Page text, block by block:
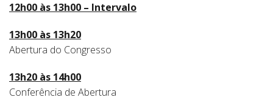
12h00 às 13h00 – Intervalo
13h00 às 13h20
Abertura do Congresso
13h20 às 14h00
Conferência de Abertura